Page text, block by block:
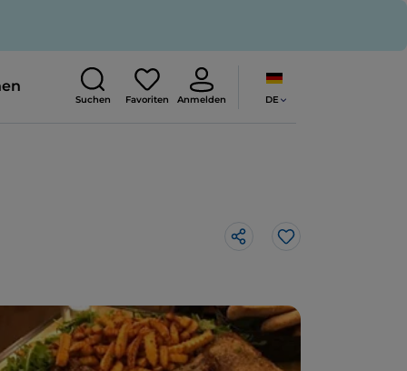
Suchen Favoriten Anmelden DE
Like